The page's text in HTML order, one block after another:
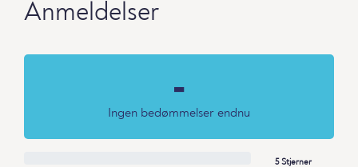
Anmeldelser
-
Ingen bedømmelser endnu
5 Stjerner